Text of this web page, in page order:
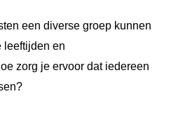
een diverse groep kunnen
leeftijden en
zorg je ervoor dat iedereen